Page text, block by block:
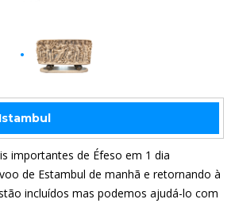
importantes de Éfeso em 1 dia
de Estambul de manhã e retornando à
incluídos mas podemos ajudá-lo com